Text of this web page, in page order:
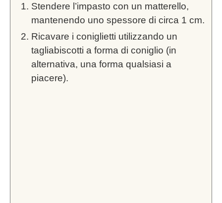
Stendere l’impasto con un matterello,
mantenendo uno spessore di circa 1 cm.
Ricavare i coniglietti utilizzando un
tagliabiscotti a forma di coniglio (in
alternativa, una forma qualsiasi a
piacere).